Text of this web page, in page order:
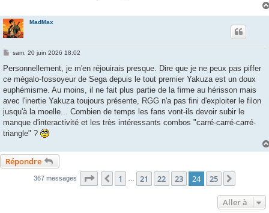
MadMax
M
s
a
g
e
sam. 20 juin 2026 18:02
Personnellement, je m'en réjouirais presque. Dire que je ne peux pas piffer
ce mégalo-fossoyeur de Sega depuis le tout premier Yakuza est un doux
euphémisme. Au moins, il ne fait plus partie de la firme au hérisson mais
avec l'inertie Yakuza toujours présente, RGG n'a pas fini d'exploiter le filon
jusqu'à la moelle... Combien de temps les fans vont-ils devoir subir le
manque d'interactivité et les très intéressants combos "carré-carré-carré-
triangle" ?
Répondre
367 messages Page 24 25
Précédente
1 21 22 23 24 25
Aller à